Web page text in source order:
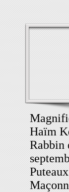
Haïm
Rabbin